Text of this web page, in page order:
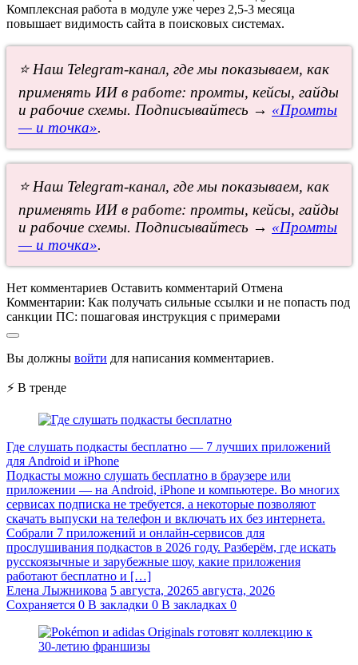
Комплексная работа в модуле уже через 2,5-3 месяца
повышает видимость сайта в поисковых системах.
⭐ Наш Telegram-канал, где мы показываем, как
применять ИИ в работе: промты, кейсы, гайды
и рабочие схемы. Подписывайтесь → «Промты
— и точка».
⭐ Наш Telegram-канал, где мы показываем, как
применять ИИ в работе: промты, кейсы, гайды
и рабочие схемы. Подписывайтесь → «Промты
— и точка».
Нет комментариев Оставить комментарий Отмена
Комментарии: Как получать сильные ссылки и не попасть под
санкции ПС: пошаговая инструкция с примерами
Вы должны войти для написания комментариев.
⚡ В тренде
Где слушать подкасты бесплатно — 7 лучших приложений
для Android и iPhone
Подкасты можно слушать бесплатно в браузере или
приложении — на Android, iPhone и компьютере. Во многих
сервисах подписка не требуется, а некоторые позволяют
скачать выпуски на телефон и включать их без интернета.
Собрали 7 приложений и онлайн-сервисов для
прослушивания подкастов в 2026 году. Разберём, где искать
русскоязычные и зарубежные шоу, какие приложения
работают бесплатно и […]
Елена Лыжникова 5 августа, 20265 августа, 2026
Сохраняется 0 В закладки 0 В закладках 0